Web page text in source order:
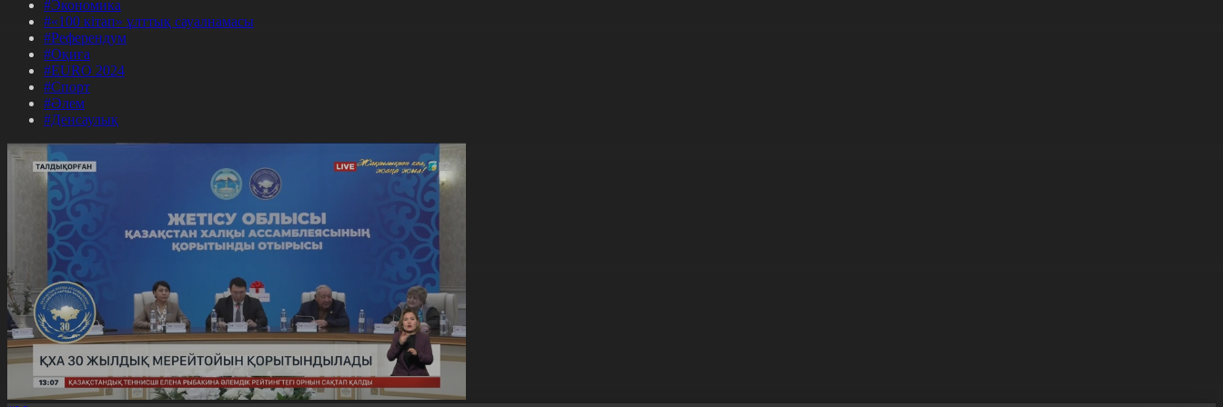
#Экономика
#«100 кітап» ұлттық сауалнамасы
#Референдум
#Оқиға
#EURO 2024
#Спорт
#Әлем
#Денсаулық